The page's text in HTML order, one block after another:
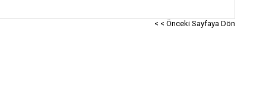
< < Önceki Sayfaya Dön